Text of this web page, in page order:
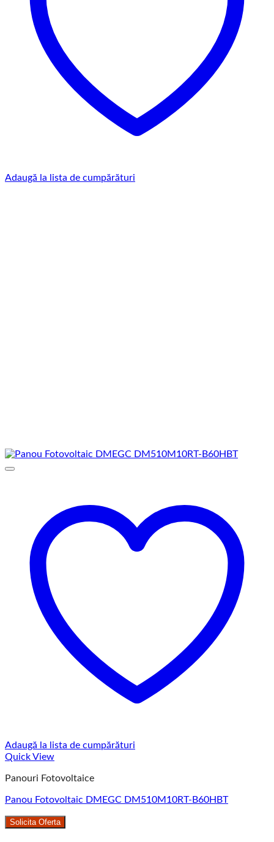
Adaugă la lista de cumpărături
Adaugă la lista de cumpărături
Quick View
Panouri Fotovoltaice
Panou Fotovoltaic DMEGC DM510M10RT-B60HBT
Solicita Oferta